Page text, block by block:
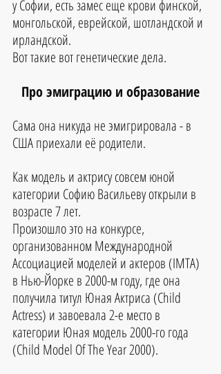
у Софии, есть замес еще крови финской,
монгольской, еврейской, шотландской и
ирландской.
Вот такие вот генетические дела.
Про эмиграцию и образование
Сама она никуда не эмигрировала - в
США приехали её родители.
Как модель и актрису совсем юной
категории Софию Васильеву открыли в
возрасте 7 лет.
Произошло это на конкурсе,
организованном Международной
Ассоциацией моделей и актеров (IMTA)
в Нью-Йорке в 2000-м году, где она
получила титул Юная Актриса (Child
Actress) и завоевала 2-е место в
категории Юная модель 2000-го года
(Child Model Of The Year 2000).